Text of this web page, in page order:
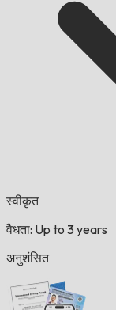
स्वीकृत
वैधता: Up to 3 years
अनुशंसित